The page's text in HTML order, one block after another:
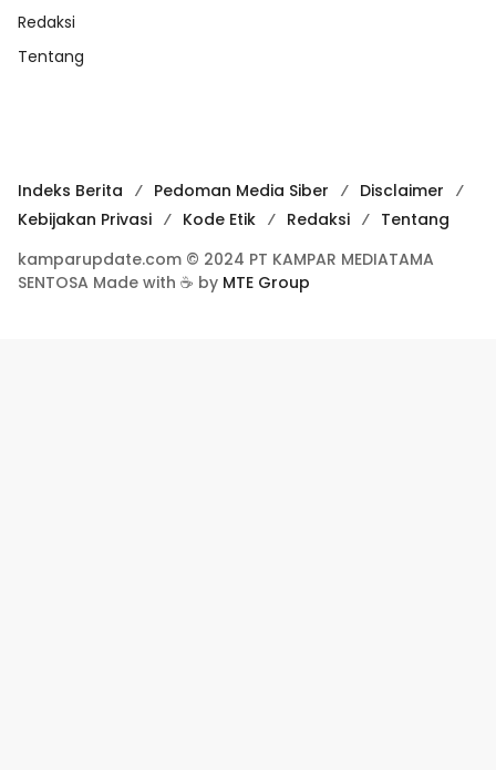
Redaksi
Tentang
Indeks Berita Pedoman Media Siber
Disclaimer
Kebijakan Privasi
Kode Etik Redaksi
Tentang
kamparupdate.com © 2024 PT KAMPAR MEDIATAMA
SENTOSA Made with ☕ by MTE Group